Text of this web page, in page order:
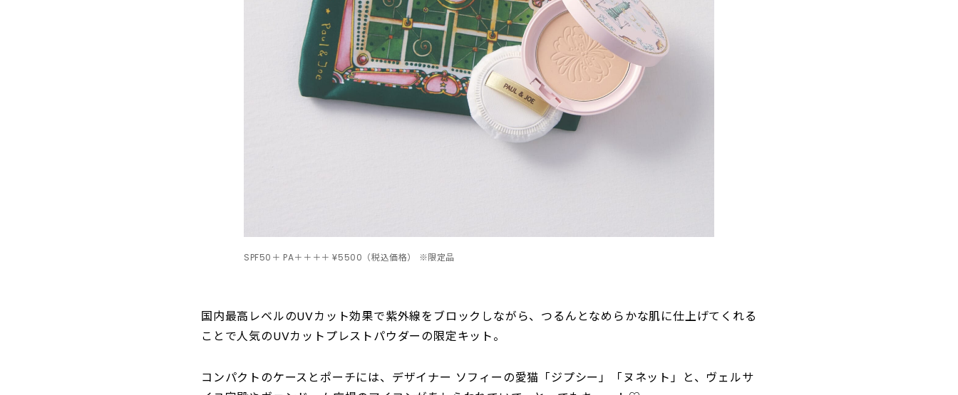
SPF50＋ PA＋＋＋＋ ¥5500（税込価格） ※限定品
国内最高レベルのUVカット効果で紫外線をブロックしながら、つるんとなめらかな肌に仕上げてくれる
ことで人気のUVカットプレストパウダーの限定キット。
コンパクトのケースとポーチには、デザイナー ソフィーの愛猫「ジプシー」「ヌネット」と、ヴェルサ